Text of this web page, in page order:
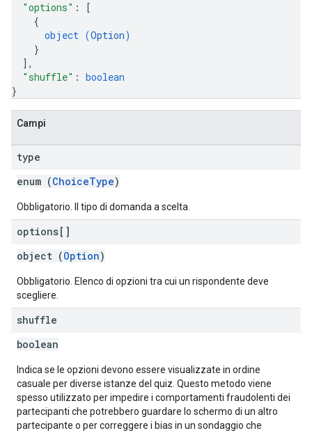
"options" :
[
{
object (Option)
}
] ,
"shuffle" : boolean
}
Campi
type
enum (ChoiceType)
Obbligatorio. Il tipo di domanda a scelta.
options[]
object (Option)
Obbligatorio. Elenco di opzioni tra cui un rispondente deve
scegliere.
shuffle
boolean
Indica se le opzioni devono essere visualizzate in ordine
casuale per diverse istanze del quiz. Questo metodo viene
spesso utilizzato per impedire i comportamenti fraudolenti dei
partecipanti che potrebbero guardare lo schermo di un altro
partecipante o per correggere i bias in un sondaggio che